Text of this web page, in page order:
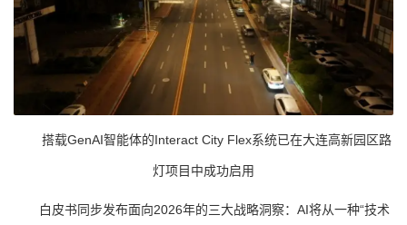
搭载GenAI智能体的Interact City Flex系统已在大连高新园区路
灯项目中成功启用
白皮书同步发布面向2026年的三大战略洞察：AI将从一种“技术